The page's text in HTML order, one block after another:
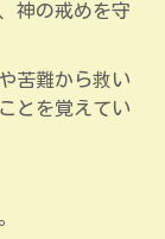
神の戒めを守
苦難から救い
とを覚えてい